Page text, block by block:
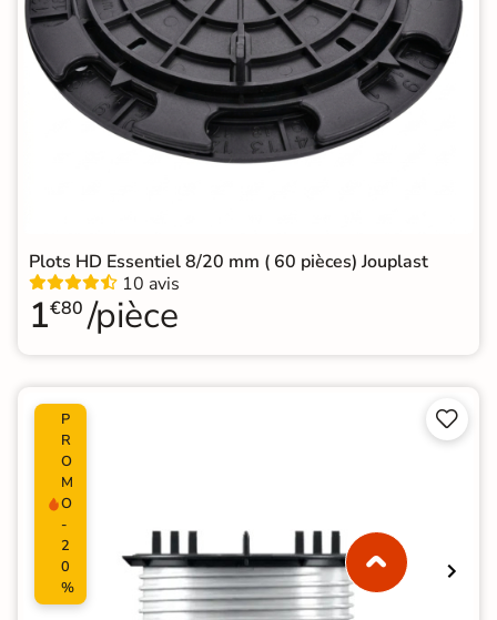
Plots HD Essentiel 8/20 mm ( 60 pièces) Jouplast
10 avis
1€80 /pièce
P
R
O
M
O
-
2
0
%

